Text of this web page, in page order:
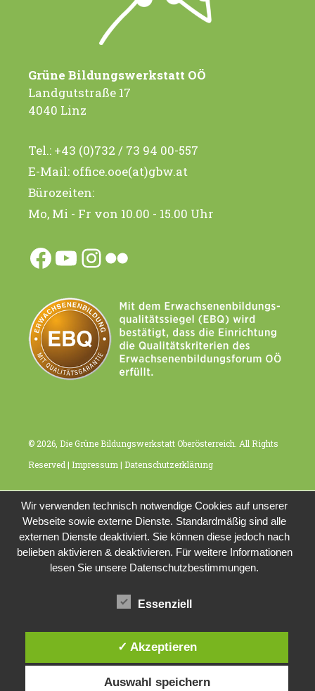
Grüne Bildungswerkstatt OÖ
Landgutstraße 17
4040 Linz
Tel.: +43 (0)732 / 73 94 00-557
E-Mail: office.ooe(at)gbw.at
Bürozeiten:
Mo, Mi - Fr von 10.00 - 15.00 Uhr
Facebook
YouTube
Instagram
Flickr
© 2026, Die Grüne Bildungswerkstatt Oberösterreich. All Rights
Reserved | Impressum | Datenschutzerklärung
Wir verwenden technisch notwendige Cookies auf unserer
Webseite sowie externe Dienste. Standardmäßig sind alle
externen Dienste deaktiviert. Sie können diese jedoch nach
belieben aktivieren & deaktivieren. Für weitere Informationen
lesen Sie unsere Datenschutzbestimmungen.
Essenziell
✓ Akzeptieren
Auswahl speichern